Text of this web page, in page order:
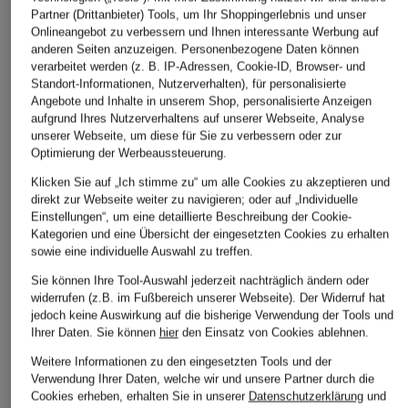
Partner (Drittanbieter) Tools, um Ihr Shoppingerlebnis und unser
Onlineangebot zu verbessern und Ihnen interessante Werbung auf
anderen Seiten anzuzeigen. Personenbezogene Daten können
verarbeitet werden (z. B. IP-Adressen, Cookie-ID, Browser- und
Standort-Informationen, Nutzerverhalten), für personalisierte
Angebote und Inhalte in unserem Shop, personalisierte Anzeigen
aufgrund Ihres Nutzerverhaltens auf unserer Webseite, Analyse
unserer Webseite, um diese für Sie zu verbessern oder zur
Optimierung der Werbeaussteuerung.
Klicken Sie auf „Ich stimme zu“ um alle Cookies zu akzeptieren und
direkt zur Webseite weiter zu navigieren; oder auf „Individuelle
Einstellungen“, um eine detaillierte Beschreibung der Cookie-
Kategorien und eine Übersicht der eingesetzten Cookies zu erhalten
sowie eine individuelle Auswahl zu treffen.
Sie können Ihre Tool-Auswahl jederzeit nachträglich ändern oder
widerrufen (z.B. im Fußbereich unserer Webseite). Der Widerruf hat
jedoch keine Auswirkung auf die bisherige Verwendung der Tools und
Ihrer Daten. Sie können hierden Einsatz von Cookies ablehnen.
Weitere Informationen zu den eingesetzten Tools und der
Verwendung Ihrer Daten, welche wir und unsere Partner durch die
Cookies erheben, erhalten Sie in unserer Datenschutzerklärungund